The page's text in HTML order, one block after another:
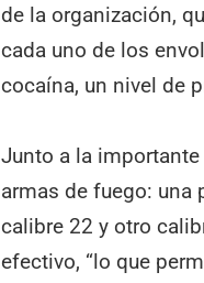
de la organización,
cada uno de los
cocaína, un nivel de
Junto a la
armas de fuego: una
calibre 22 y otro
efectivo, “lo que